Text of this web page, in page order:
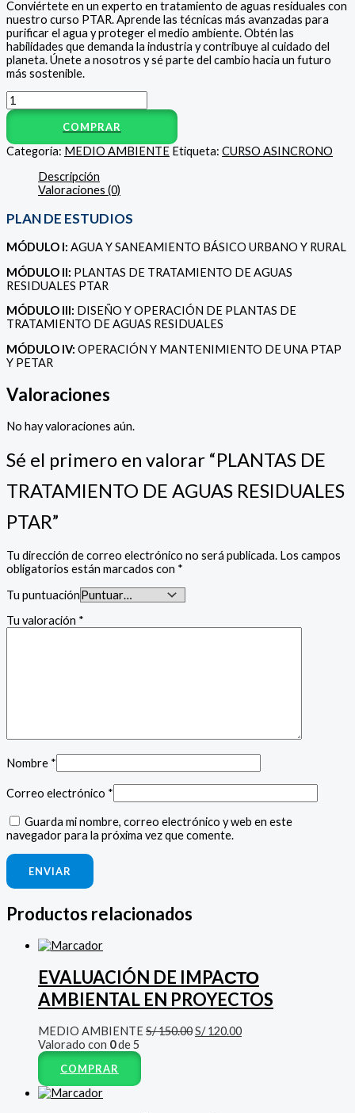
Conviértete en un experto en tratamiento de aguas residuales con
nuestro curso PTAR. Aprende las técnicas más avanzadas para
purificar el agua y proteger el medio ambiente. Obtén las
habilidades que demanda la industria y contribuye al cuidado del
planeta. Únete a nosotros y sé parte del cambio hacia un futuro
más sostenible.
COMPRAR
Categoría: MEDIO AMBIENTE Etiqueta: CURSO ASINCRONO
Descripción
Valoraciones (0)
PLAN DE ESTUDIOS
MÓDULO I: AGUA Y SANEAMIENTO BÁSICO URBANO Y RURAL
MÓDULO II: PLANTAS DE TRATAMIENTO DE AGUAS
RESIDUALES PTAR
MÓDULO III: DISEÑO Y OPERACIÓN DE PLANTAS DE
TRATAMIENTO DE AGUAS RESIDUALES
MÓDULO IV: OPERACIÓN Y MANTENIMIENTO DE UNA PTAP
Y PETAR
Valoraciones
No hay valoraciones aún.
Sé el primero en valorar “PLANTAS DE
TRATAMIENTO DE AGUAS RESIDUALES
PTAR”
Tu dirección de correo electrónico no será publicada. Los campos
obligatorios están marcados con *
Tu puntuación
Tu valoración *
Nombre *
Correo electrónico *
Guarda mi nombre, correo electrónico y web en este
navegador para la próxima vez que comente.
Productos relacionados
EVALUACIÓN DE IMPAСТО
AMBIENTAL EN PROYECTOS
MEDIO AMBIENTE S/150.00S/120.00
Valorado con 0de 5
COMPRAR